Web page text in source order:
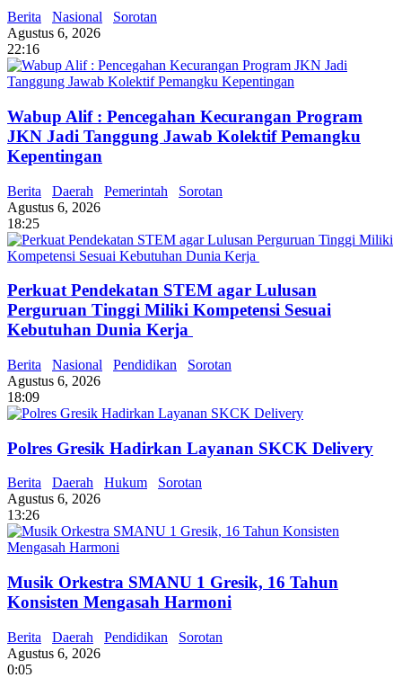
Berita Nasional
Sorotan
Agustus 6, 2026
22:16
Wabup Alif : Pencegahan Kecurangan Program
JKN Jadi Tanggung Jawab Kolektif Pemangku
Kepentingan
Berita Daerah Pemerintah
Sorotan
Agustus 6, 2026
18:25
Perkuat Pendekatan STEM agar Lulusan
Perguruan Tinggi Miliki Kompetensi Sesuai
Kebutuhan Dunia Kerja
Berita Nasional Pendidikan
Sorotan
Agustus 6, 2026
18:09
Polres Gresik Hadirkan Layanan SKCK Delivery
Berita Daerah Hukum
Sorotan
Agustus 6, 2026
13:26
Musik Orkestra SMANU 1 Gresik, 16 Tahun
Konsisten Mengasah Harmoni
Berita Daerah Pendidikan
Sorotan
Agustus 6, 2026
0:05